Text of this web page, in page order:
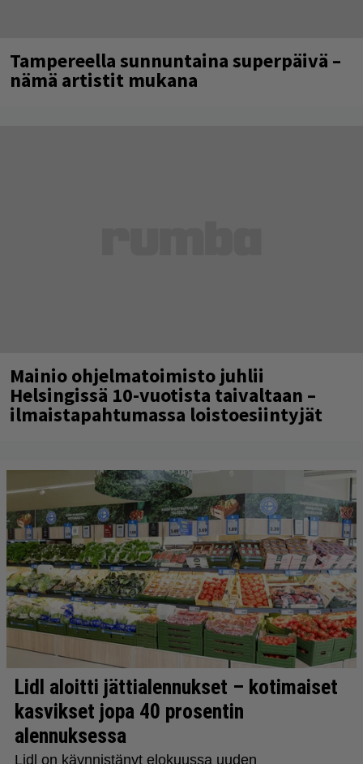
Tampereella sunnuntaina superpäivä –
nämä artistit mukana
Mainio ohjelmatoimisto juhlii
Helsingissä 10-vuotista taivaltaan –
ilmaistapahtumassa loistoesiintyjät